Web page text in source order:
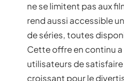
ne se limitent pas aux
rend aussi accessible
de séries, toutes
Cette offre en continu a
utilisateurs de
croissant pour le